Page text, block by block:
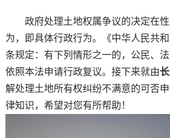
政府处理土地权属争议的决定在性
为，即具体行政行为。《中华人民共
条规定：有下列情形之一的，公民、
依照本法申请行政复议。接下来就由
解处理土地所有权纠纷不满意的可否
律知识，希望对您有所帮助！